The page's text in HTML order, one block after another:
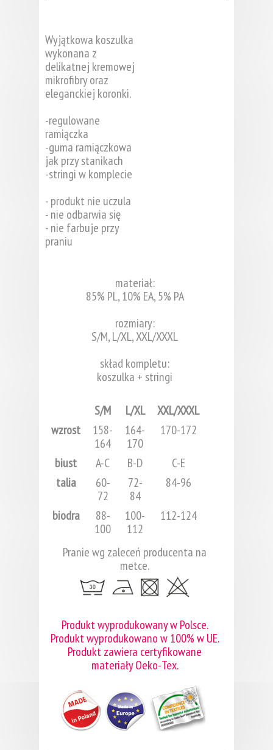
Wyjątkowa koszulka
wykonana z
delikatnej kremowej
mikrofibry oraz
eleganckiej koronki.
-regulowane
ramiączka
-guma ramiączkowa
jak przy stanikach
-stringi w komplecie
- produkt nie uczula
- nie odbarwia się
- nie farbuje przy
praniu
materiał:
85% PL, 10% EA, 5% PA
rozmiary:
S/M, L/XL, XXL/XXXL
skład kompletu:
koszulka + stringi
S/M L/XL
XXL/XXXL
wzrost
158-
164
164-
170
170-172
biust A-C B-D
C-E
talia
60-
72
72-
84
84-96
biodra
88-
100
100-
112
112-124
Pranie wg zaleceń producenta na
metce.
Produkt wyprodukowany w Polsce.
Produkt wyprodukowano w 100% w UE.
Produkt zawiera certyfikowane
materiały Oeko-Tex.